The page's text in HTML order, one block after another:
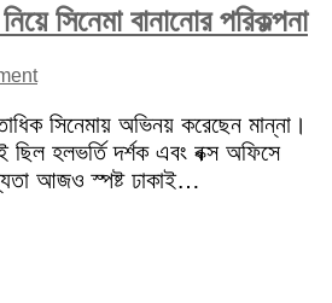
সিনেমা বানানোর পরিকল্পনা
সিনেমায় অভিনয় করেছেন মান্না।
ছিল হলভর্তি দর্শক এবং বক্স অফিসে
আজও স্পষ্ট ঢাকাই…